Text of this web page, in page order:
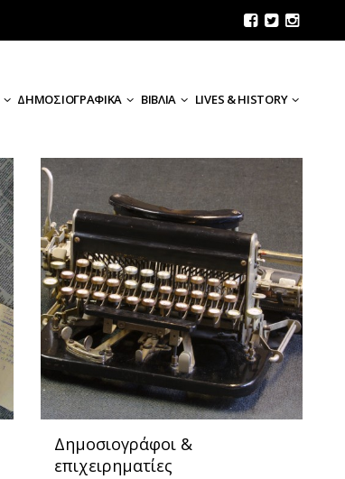
ΔΗΜΟΣΙΟΓΡΑΦΙΚΑ ΒΙΒΛΙΑ LIVES & HISTORY
Δημοσιογράφοι &
επιχειρηματίες